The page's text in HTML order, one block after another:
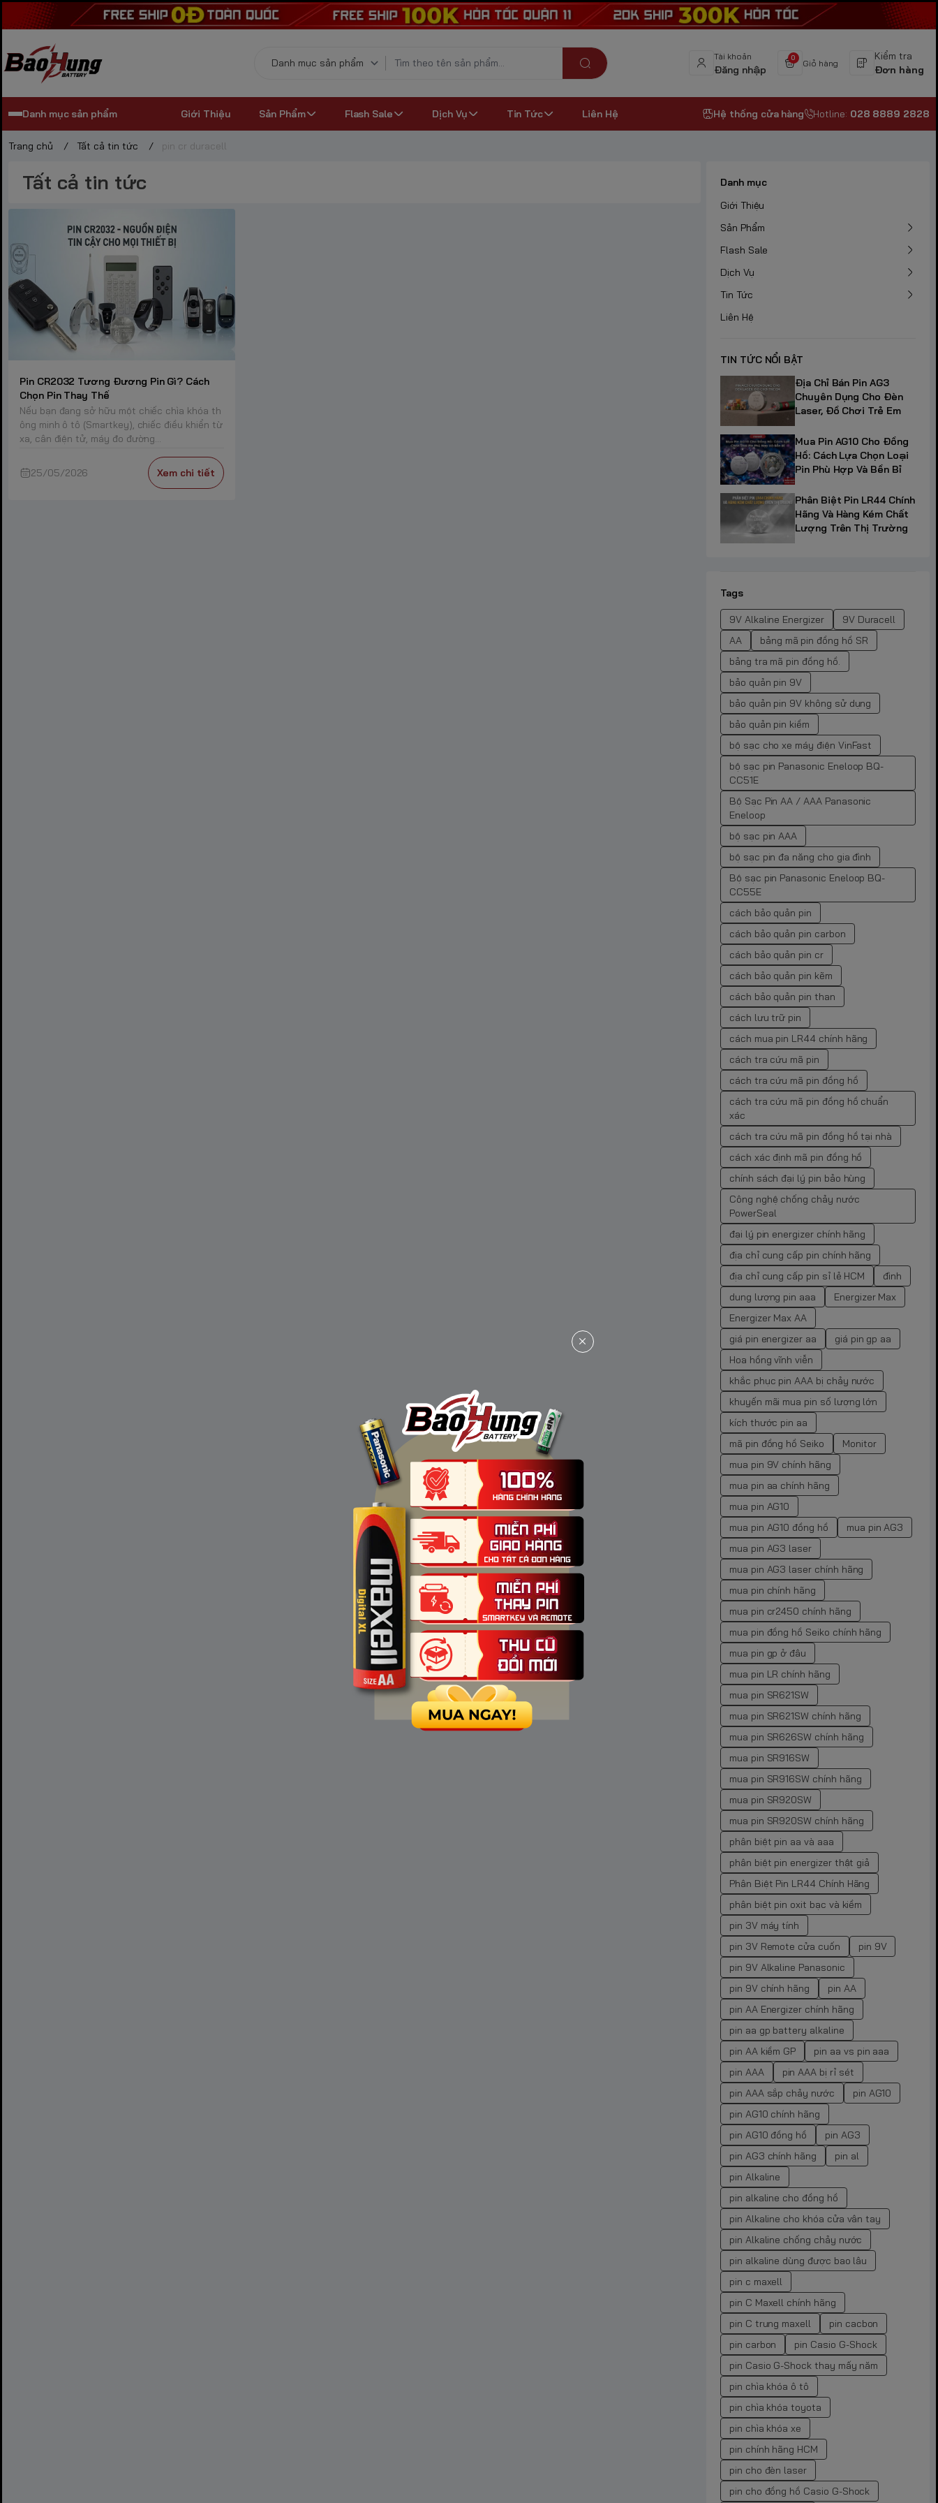
Tài khoản
Đăng nhập
0
Giỏ hàng
Kiểm tra
Đơn hàng
Danh mục sản phẩm Giới Thiệu Sản Phẩm Flash Sale Dịch Vụ Tin Tức Liên Hệ Hệ thống cửa hàng Hotline: 028 8889 2828
Trang chủ / Tất cả tin tức / pin cr duracell
Tất cả tin tức
Pin CR2032 Tương Đương Pin Gì? Cách
Chọn Pin Thay Thế
Nếu bạn đang sở hữu một chiếc chìa khóa th
ông minh ô tô (Smartkey), chiếc điều khiển từ
xa, cân điện tử, máy đo đường...
25/05/2026 Xem chi tiết
Danh mục
Giới Thiệu
Sản Phẩm
Flash Sale
Dịch Vụ
Tin Tức
Liên Hệ
TIN TỨC NỔI BẬT
Địa Chỉ Bán Pin AG3
Chuyên Dụng Cho Đèn
Laser, Đồ Chơi Trẻ Em
Mua Pin AG10 Cho Đồng
Hồ: Cách Lựa Chọn Loại
Pin Phù Hợp Và Bền Bỉ
Phân Biệt Pin LR44 Chính
Hãng Và Hàng Kém Chất
Lượng Trên Thị Trường
Tags
9V Alkaline Energizer
9V Duracell
AA
bảng mã pin đồng hồ SR
bảng tra mã pin đồng hồ.
bảo quản pin 9V
bảo quản pin 9V không sử dụng
bảo quản pin kiềm
bộ sạc cho xe máy điện VinFast
bộ sạc pin Panasonic Eneloop BQ-
CC51E
Bộ Sạc Pin AA / AAA Panasonic
Eneloop
bộ sạc pin AAA
bộ sạc pin đa năng cho gia đình
Bộ sạc pin Panasonic Eneloop BQ-
CC55E
cách bảo quản pin
cách bảo quản pin carbon
cách bảo quản pin cr
cách bảo quản pin kẽm
cách bảo quản pin than
cách lưu trữ pin
cách mua pin LR44 chính hãng
cách tra cứu mã pin
cách tra cứu mã pin đồng hồ
cách tra cứu mã pin đồng hồ chuẩn
xác
cách tra cứu mã pin đồng hồ tại nhà
cách xác định mã pin đồng hồ
chính sách đại lý pin bảo hùng
Công nghệ chống chảy nước
PowerSeal
đại lý pin energizer chính hãng
địa chỉ cung cấp pin chính hãng
địa chỉ cung cấp pin sỉ lẻ HCM
đình
dung lượng pin aaa
Energizer Max
Energizer Max AA
giá pin energizer aa
giá pin gp aa
Hoa hồng vĩnh viễn
khắc phục pin AAA bị chảy nước
khuyến mãi mua pin số lượng lớn
kích thước pin aa
mã pin đồng hồ Seiko
Monitor
mua pin 9V chính hãng
mua pin aa chính hãng
mua pin AG10
mua pin AG10 đồng hồ
mua pin AG3
mua pin AG3 laser
mua pin AG3 laser chính hãng
mua pin chính hãng
mua pin cr2450 chính hãng
mua pin đồng hồ Seiko chính hãng
mua pin gp ở đâu
mua pin LR chính hãng
mua pin SR621SW
mua pin SR621SW chính hãng
mua pin SR626SW chính hãng
mua pin SR916SW
mua pin SR916SW chính hãng
mua pin SR920SW
mua pin SR920SW chính hãng
phân biệt pin aa và aaa
phân biệt pin energizer thật giả
Phân Biệt Pin LR44 Chính Hãng
phân biệt pin oxit bạc và kiềm
pin 3V máy tính
pin 3V Remote cửa cuốn
pin 9V
pin 9V Alkaline Panasonic
pin 9V chính hãng
pin AA
pin AA Energizer chính hãng
pin aa gp battery alkaline
pin AA kiềm GP
pin aa vs pin aaa
pin AAA
pin AAA bị rỉ sét
pin AAA sắp chảy nước
pin AG10
pin AG10 chính hãng
pin AG10 đồng hồ
pin AG3
pin AG3 chính hãng
pin al
pin Alkaline
pin alkaline cho đồng hồ
pin Alkaline cho khóa cửa vân tay
pin Alkaline chống chảy nước
pin alkaline dùng được bao lâu
pin c maxell
pin C Maxell chính hãng
pin C trung maxell
pin cacbon
pin carbon
pin Casio G-Shock
pin Casio G-Shock thay mấy năm
pin chìa khóa ô tô
pin chìa khóa toyota
pin chìa khóa xe
pin chính hãng HCM
pin cho đèn laser
pin cho đồng hồ Casio G-Shock